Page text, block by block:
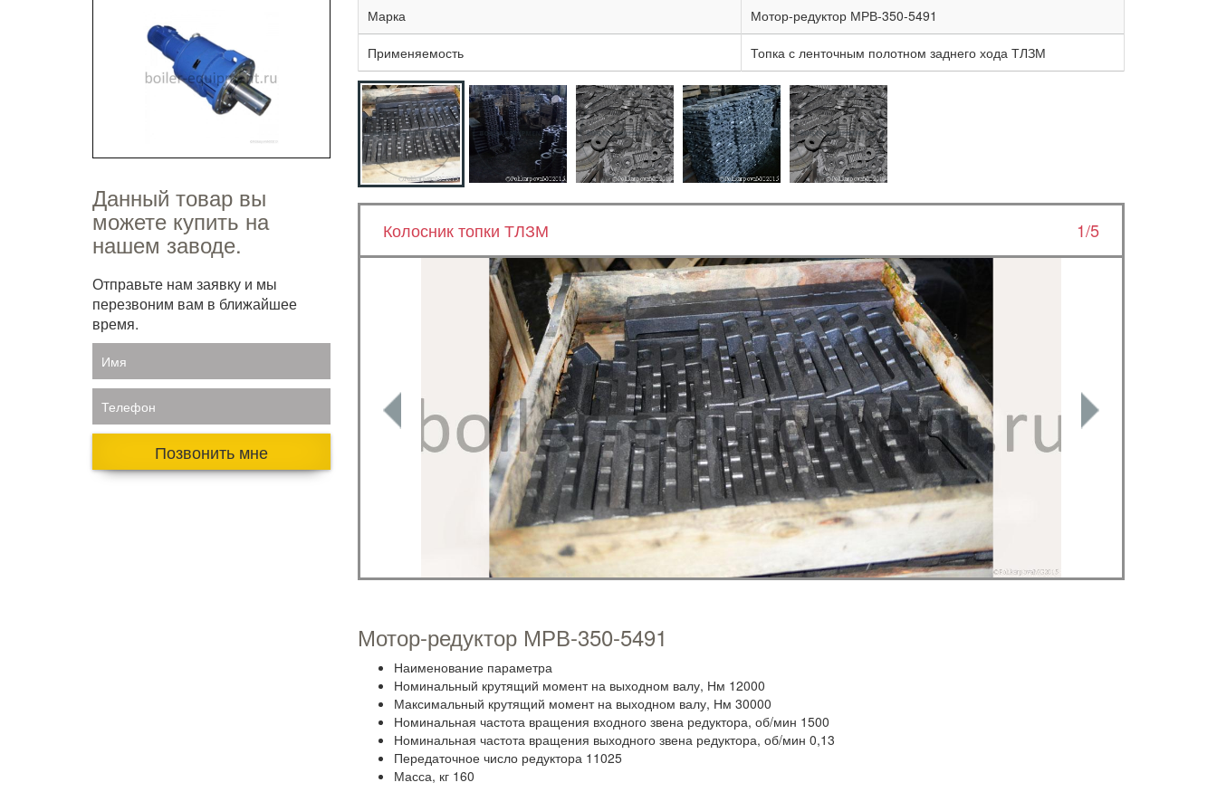
Данный товар вы
можете купить на
нашем заводе.
Отправьте нам заявку и мы
перезвоним вам в ближайшее
время.
Имя
Телефон
Позвонить мне
Марка Мотор-редуктор МРВ-350-5491
Применяемость Топка с ленточным полотном заднего хода ТЛЗМ
Колосник топки ТЛЗМ 1/5
Мотор-редуктор МРВ-350-5491
Наименование параметра
Номинальный крутящий момент на выходном валу, Нм 12000
Максимальный крутящий момент на выходном валу, Нм 30000
Номинальная частота вращения входного звена редуктора, об/мин 1500
Номинальная частота вращения выходного звена редуктора, об/мин 0,13
Передаточное число редуктора 11025
Масса, кг 160